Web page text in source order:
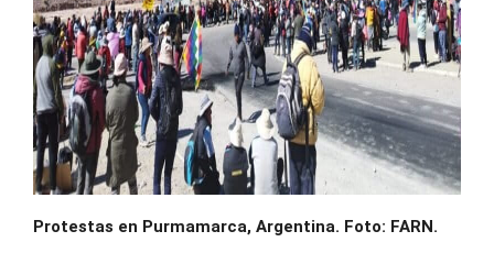
Protestas en Purmamarca, Argentina. Foto: FARN.